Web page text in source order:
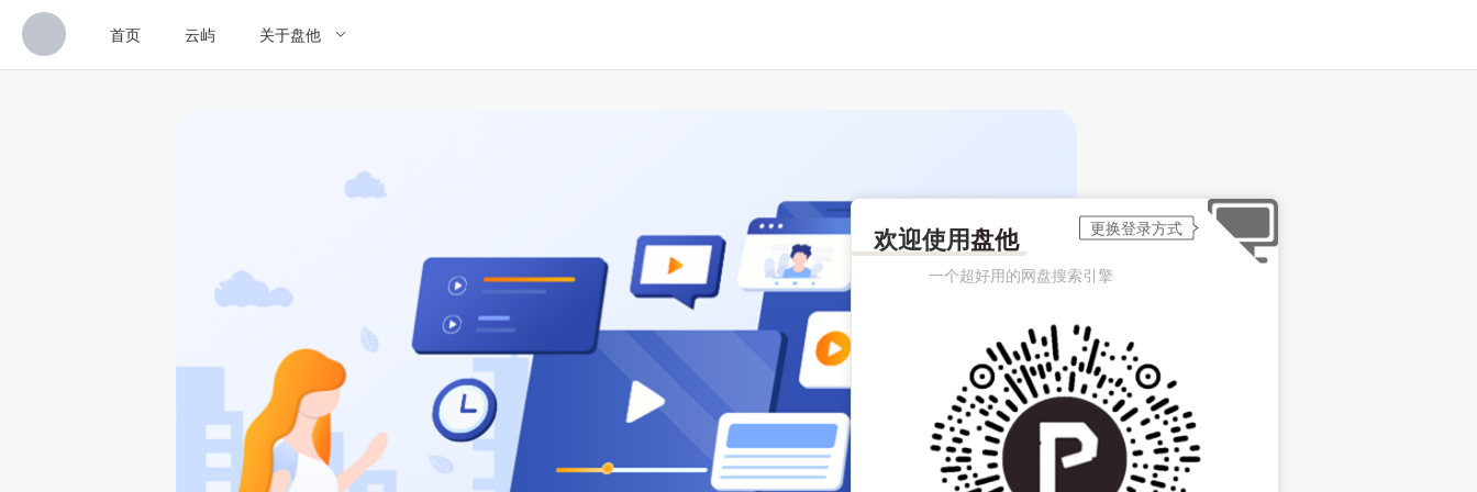
首页 云屿 关于盘他
欢迎使用盘他
一个超好用的网盘搜索引擎